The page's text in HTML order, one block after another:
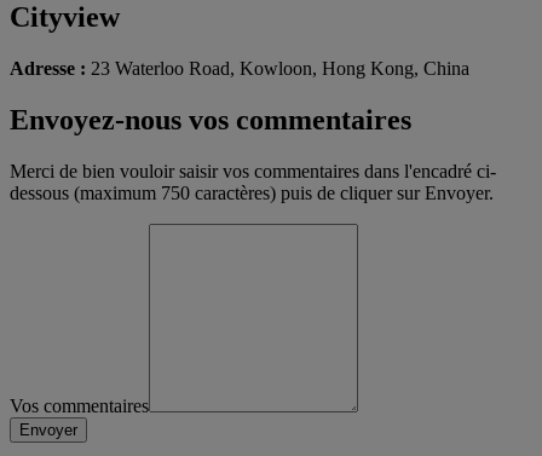
Cityview
Adresse : 23 Waterloo Road, Kowloon, Hong Kong, China
Envoyez-nous vos commentaires
Merci de bien vouloir saisir vos commentaires dans l'encadré ci-
dessous (maximum 750 caractères) puis de cliquer sur Envoyer.
Vos commentaires